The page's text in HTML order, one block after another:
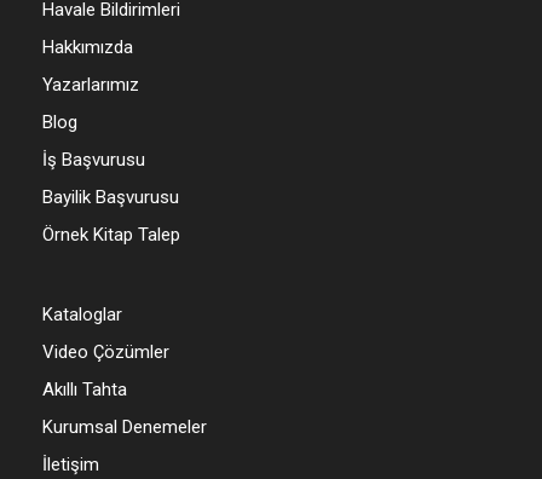
Havale Bildirimleri
Hakkımızda
Yazarlarımız
Blog
İş Başvurusu
Bayilik Başvurusu
Örnek Kitap Talep
Kataloglar
Video Çözümler
Akıllı Tahta
Kurumsal Denemeler
İletişim